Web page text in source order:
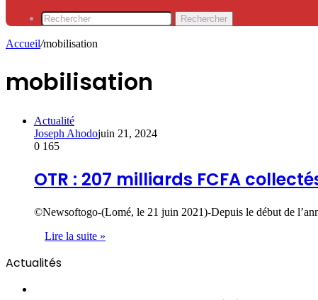
Rechercher
Accueil/mobilisation
mobilisation
Actualité
Joseph Ahodojuin 21, 2024
0 165
OTR : 207 milliards FCFA
©Newsoftogo-(Lomé, le 21 juin 2021)-Depuis le début de
Lire la suite »
Actualités